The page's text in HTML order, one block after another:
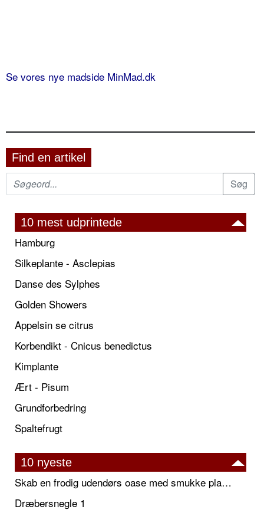
Se vores nye madside MinMad.dk
Find en artikel
10 mest udprintede
Hamburg
Silkeplante - Asclepias
Danse des Sylphes
Golden Showers
Appelsin se citrus
Korbendikt - Cnicus benedictus
Kimplante
Ært - Pisum
Grundforbedring
Spaltefrugt
10 nyeste
Skab en frodig udendørs oase med smukke plantekrukker og elegante espalier
Dræbersnegle 1